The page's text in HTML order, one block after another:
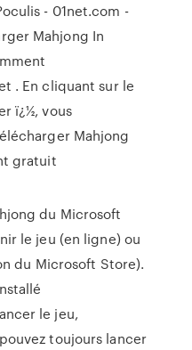
- 01net.com -
Mahjong In
. En cliquant sur le
ï¿½, vous
Mahjong
gratuit
du Microsoft
le jeu (en ligne) ou
du Microsoft Store).
le jeu,
toujours lancer